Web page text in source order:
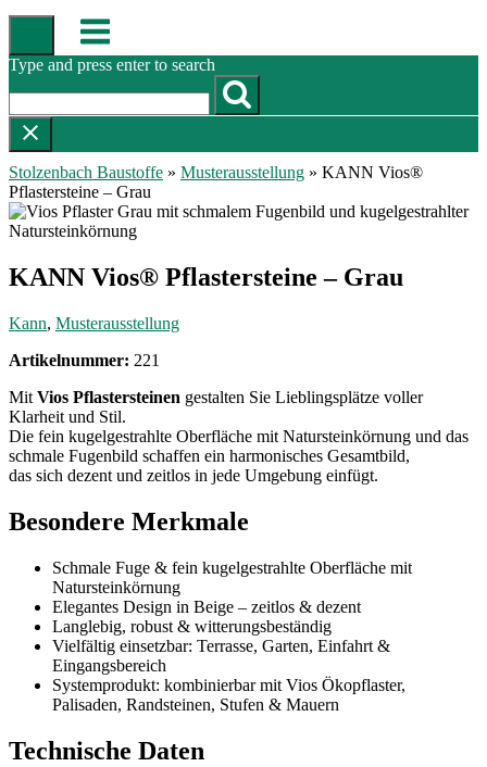
Skip
content
Menu
Type and press enter to search
Stolzenbach Baustoffe » Musterausstellung » KANN Vios®
Pflastersteine – Grau
KANN Vios® Pflastersteine – Grau
Kann, Musterausstellung
Artikelnummer: 221
Mit Vios Pflastersteinen gestalten Sie Lieblingsplätze voller
Klarheit und Stil.
Die fein kugelgestrahlte Oberfläche mit Natursteinkörnung und das
schmale Fugenbild schaffen ein harmonisches Gesamtbild,
das sich dezent und zeitlos in jede Umgebung einfügt.
Besondere Merkmale
Schmale Fuge & fein kugelgestrahlte Oberfläche mit
Natursteinkörnung
Elegantes Design in Beige – zeitlos & dezent
Langlebig, robust & witterungsbeständig
Vielfältig einsetzbar: Terrasse, Garten, Einfahrt &
Eingangsbereich
Systemprodukt: kombinierbar mit Vios Ökopflaster,
Palisaden, Randsteinen, Stufen & Mauern
Technische Daten